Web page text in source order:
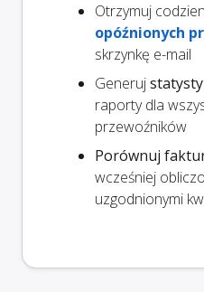
Otrzymuj
opóźnionych
skrzynkę e-mail
Generuj
raporty dla
przewoźników
Porównuj
wcześniej
uzgodnionymi